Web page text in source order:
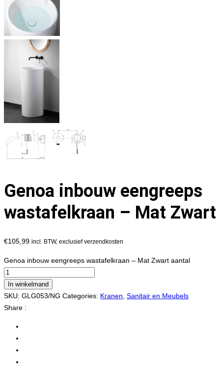
Genoa inbouw eengreeps
wastafelkraan – Mat Zwart
€105,99 incl. BTW, exclusief verzendkosten
Genoa inbouw eengreeps wastafelkraan – Mat Zwart aantal
In winkelmand
SKU: GLG053/NG Categories: Kranen, Sanitair en Meubels
Share :